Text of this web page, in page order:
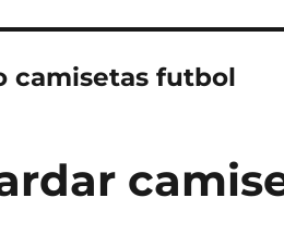
camisetas futbol